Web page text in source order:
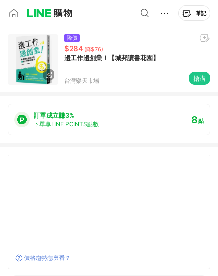
筆記
降價
$284 (降$76)
邊工作邊創業！【城邦讀書花園】
台灣樂天市場 搶購
訂單成立賺3%
下單享LINE POINTS點數 8點
價格趨勢怎麼看？